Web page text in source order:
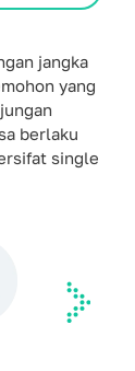
jangka
yang
berlaku
single